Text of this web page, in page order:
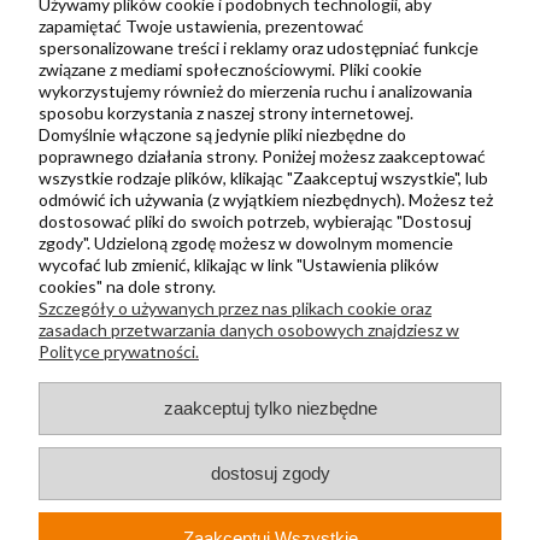
Informacje
Kontakt
Regulamin
Polityka prywatności
Metody wysyłki i płatności
Płatności odroczone PayPo
Zwroty i reklamacje
Newsletter
Kontakt
sklep@kapak.pl
Używamy plików cookie i podobnych technologii, aby
zapamiętać Twoje ustawienia, prezentować
spersonalizowane treści i reklamy oraz udostępniać funkcje
związane z mediami społecznościowymi. Pliki cookie
wykorzystujemy również do mierzenia ruchu i analizowania
sposobu korzystania z naszej strony internetowej.
Domyślnie włączone są jedynie pliki niezbędne do
poprawnego działania strony. Poniżej możesz zaakceptować
wszystkie rodzaje plików, klikając "Zaakceptuj wszystkie", lub
odmówić ich używania (z wyjątkiem niezbędnych). Możesz też
dostosować pliki do swoich potrzeb, wybierając "Dostosuj
zgody". Udzieloną zgodę możesz w dowolnym momencie
wycofać lub zmienić, klikając w link "Ustawienia plików
cookies" na dole strony.
Szczegóły o używanych przez nas plikach cookie oraz
zasadach przetwarzania danych osobowych znajdziesz w
Polityce prywatności.
zaakceptuj tylko niezbędne
dostosuj zgody